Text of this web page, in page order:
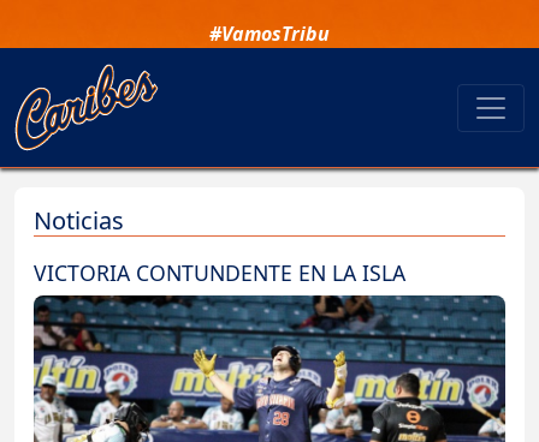
#VamosTribu
Noticias
VICTORIA CONTUNDENTE EN LA ISLA